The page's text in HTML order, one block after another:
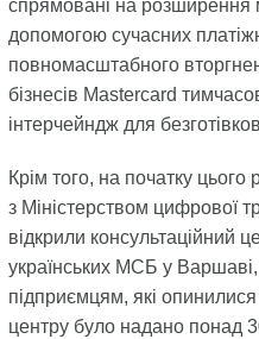
спрямовані на
допомогою сучасних
повномасштабного
бізнесів Mastercard
інтерчейндж для
Крім того, на початку цього
з Міністерством цифрової
відкрили консультаційний
українських МСБ у
підприємцям, які
центру було надано понад